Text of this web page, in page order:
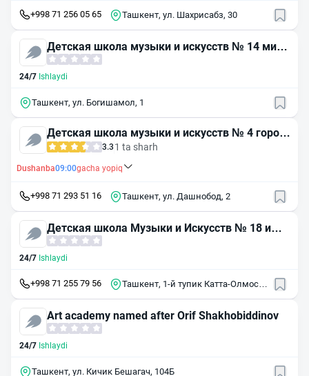
+998 71 256 05 65 Ташкент, ул. Шахрисабз, 30
Детская школа музыки и искусств № 14 мирз
о-улугбекского района
24/7 Ishlaydi
Ташкент, ул. Богишамол, 1
Детская школа музыки и искусств № 4 город
а Ташкента3.3 1 ta sharh
Dushanba09:00gacha yopiq
+998 71 293 51 16 Ташкент, ул. Дашнобод, 2
Детская школа Музыки и Искусств № 18 им.
П. И. Чайковского
24/7 Ishlaydi
+998 71 255 79 56
Ташкент, 1-й тупик Катта-Олмос,
Art academy named after Orif Shakhobiddinov
24/7 Ishlaydi
Ташкент, ул. Кичик Бешагач, 104Б